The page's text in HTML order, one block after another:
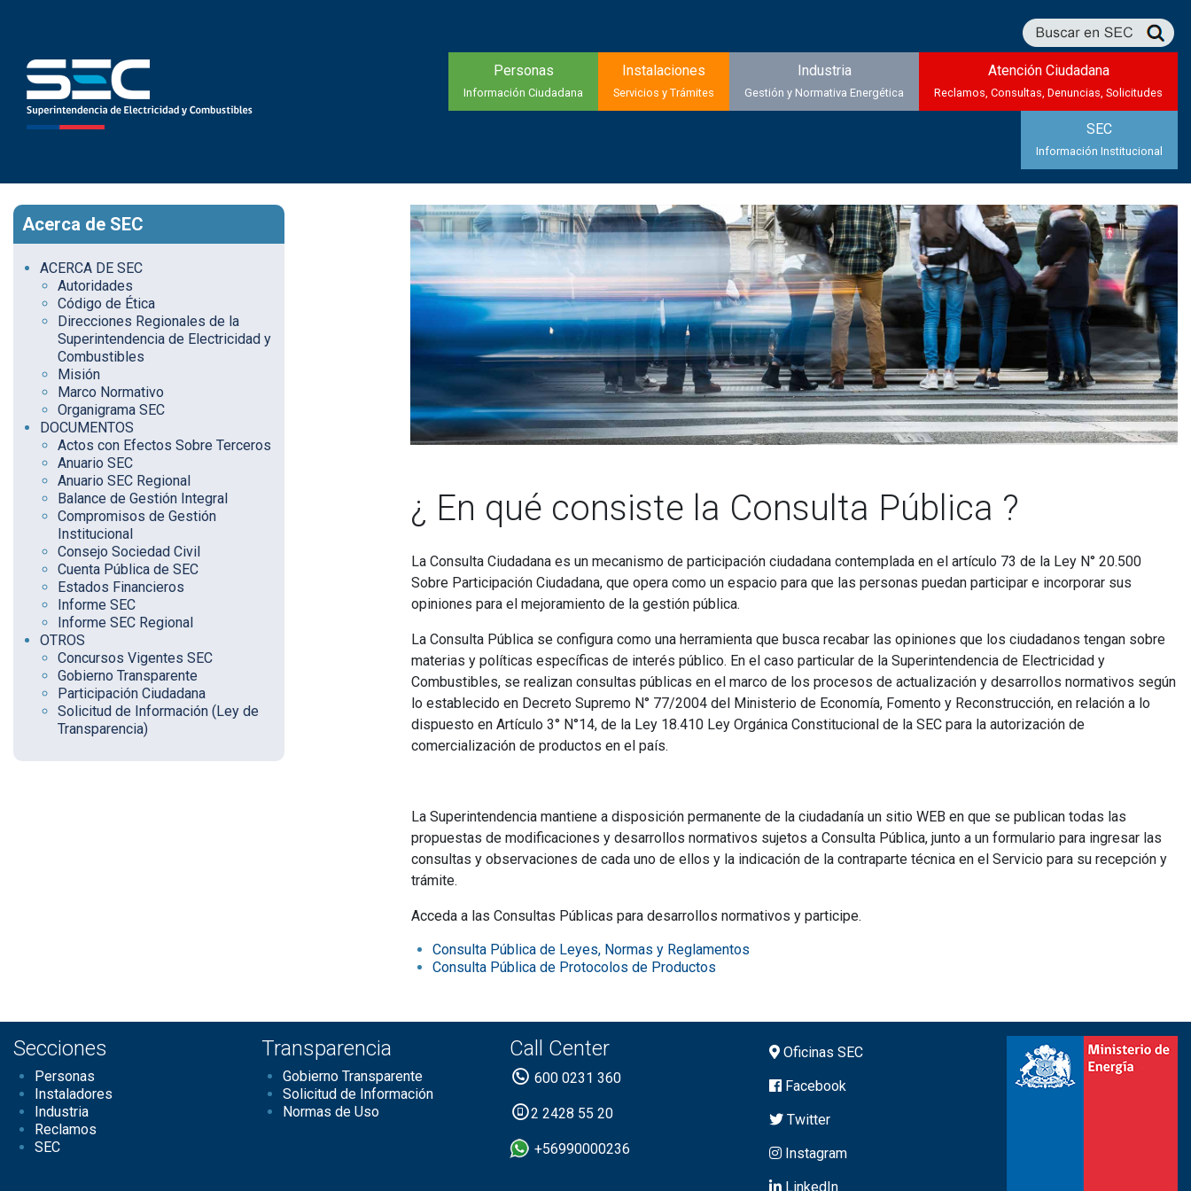
Personas
Información Ciudadana
Instalaciones
Servicios y Trámites
Industria
Gestión y Normativa Energética
Atención Ciudadana
Reclamos, Consultas, Denuncias, Solicitudes
SEC
Información Institucional
Acerca de SEC
ACERCA DE SEC
Autoridades
Código de Ética
Direcciones Regionales de la
Superintendencia de Electricidad y
Combustibles
Misión
Marco Normativo
Organigrama SEC
DOCUMENTOS
Actos con Efectos Sobre Terceros
Anuario SEC
Anuario SEC Regional
Balance de Gestión Integral
Compromisos de Gestión
Institucional
Consejo Sociedad Civil
Cuenta Pública de SEC
Estados Financieros
Informe SEC
Informe SEC Regional
OTROS
Concursos Vigentes SEC
Gobierno Transparente
Participación Ciudadana
Solicitud de Información (Ley de
Transparencia)
¿ En qué consiste la Consulta Pública ?
La Consulta Ciudadana es un mecanismo de participación ciudadana contemplada en el artículo 73 de la Ley N° 20.500
Sobre Participación Ciudadana, que opera como un espacio para que las personas puedan participar e incorporar sus
opiniones para el mejoramiento de la gestión pública.
La Consulta Pública se configura como una herramienta que busca recabar las opiniones que los ciudadanos tengan sobre
materias y políticas específicas de interés público. En el caso particular de la Superintendencia de Electricidad y
Combustibles, se realizan consultas públicas en el marco de los procesos de actualización y desarrollos normativos según
lo establecido en Decreto Supremo N° 77/2004 del Ministerio de Economía, Fomento y Reconstrucción, en relación a lo
dispuesto en Artículo 3° N°14, de la Ley 18.410 Ley Orgánica Constitucional de la SEC para la autorización de
comercialización de productos en el país.
La Superintendencia mantiene a disposición permanente de la ciudadanía un sitio WEB en que se publican todas las
propuestas de modificaciones y desarrollos normativos sujetos a Consulta Pública, junto a un formulario para ingresar las
consultas y observaciones de cada uno de ellos y la indicación de la contraparte técnica en el Servicio para su recepción y
trámite.
Acceda a las Consultas Públicas para desarrollos normativos y participe.
Consulta Pública de Leyes, Normas y Reglamentos
Consulta Pública de Protocolos de Productos
Secciones
Personas
Instaladores
Industria
Reclamos
SEC
Transparencia
Gobierno Transparente
Solicitud de Información
Normas de Uso
Call Center
600 0231 360
2 2428 55 20
+56990000236
Oficinas SEC
Facebook
Twitter
Instagram
LinkedIn